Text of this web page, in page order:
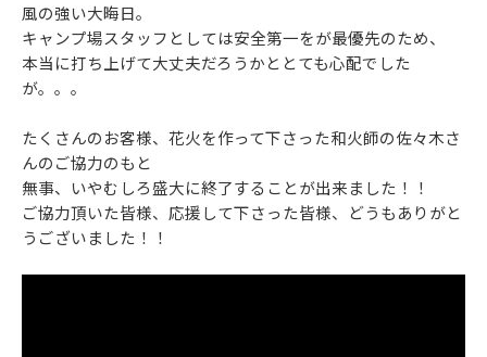
風の強い大晦日。
キャンプ場スタッフとしては安全第一をが最優先のため、
本当に打ち上げて大丈夫だろうかととても心配でした
が。。。
たくさんのお客様、花火を作って下さった和火師の佐々木さ
んのご協力のもと
無事、いやむしろ盛大に終了することが出来ました！！
ご協力頂いた皆様、応援して下さった皆様、どうもありがと
うございました！！